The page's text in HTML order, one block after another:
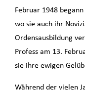
Februar 1948
wo sie auch ihr
Ordensausbildung
Profess am 13.
sie ihre ewigen
Während der vielen